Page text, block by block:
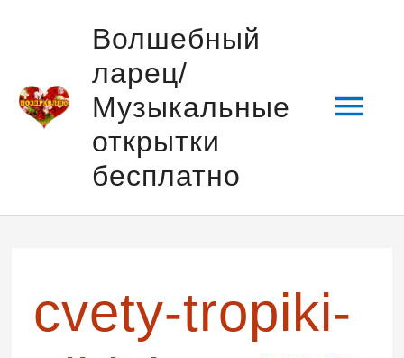
содержимому
Волшебный
ларец/
Музыкальные
открытки
бесплатно
cvety-tropiki-